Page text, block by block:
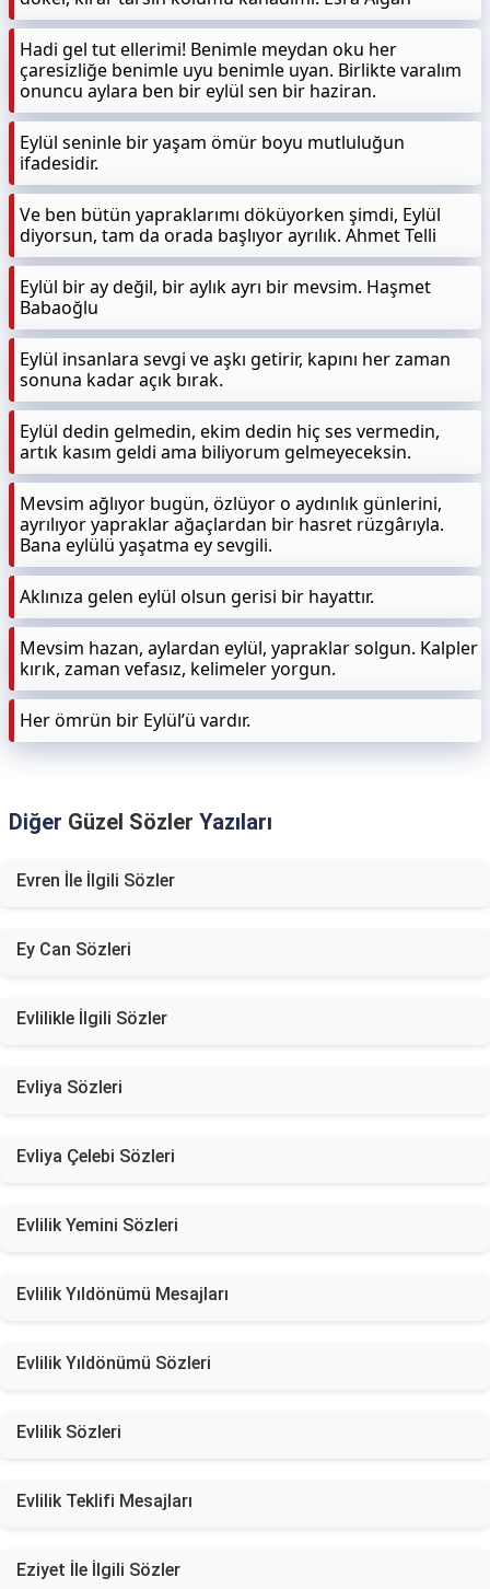
Hadi gel tut ellerimi! Benimle meydan oku her
çaresizliğe benimle uyu benimle uyan. Birlikte varalım
onuncu aylara ben bir eylül sen bir haziran.
Eylül seninle bir yaşam ömür boyu mutluluğun
ifadesidir.
Ve ben bütün yapraklarımı döküyorken şimdi, Eylül
diyorsun, tam da orada başlıyor ayrılık. Ahmet Telli
Eylül bir ay değil, bir aylık ayrı bir mevsim. Haşmet
Babaoğlu
Eylül insanlara sevgi ve aşkı getirir, kapını her zaman
sonuna kadar açık bırak.
Eylül dedin gelmedin, ekim dedin hiç ses vermedin,
artık kasım geldi ama biliyorum gelmeyeceksin.
Mevsim ağlıyor bugün, özlüyor o aydınlık günlerini,
ayrılıyor yapraklar ağaçlardan bir hasret rüzgârıyla.
Bana eylülü yaşatma ey sevgili.
Aklınıza gelen eylül olsun gerisi bir hayattır.
Mevsim hazan, aylardan eylül, yapraklar solgun. Kalpler
kırık, zaman vefasız, kelimeler yorgun.
Her ömrün bir Eylül’ü vardır.
Diğer Güzel Sözler Yazıları
Evren İle İlgili Sözler
Ey Can Sözleri
Evlilikle İlgili Sözler
Evliya Sözleri
Evliya Çelebi Sözleri
Evlilik Yemini Sözleri
Evlilik Yıldönümü Mesajları
Evlilik Yıldönümü Sözleri
Evlilik Sözleri
Evlilik Teklifi Mesajları
Eziyet İle İlgili Sözler